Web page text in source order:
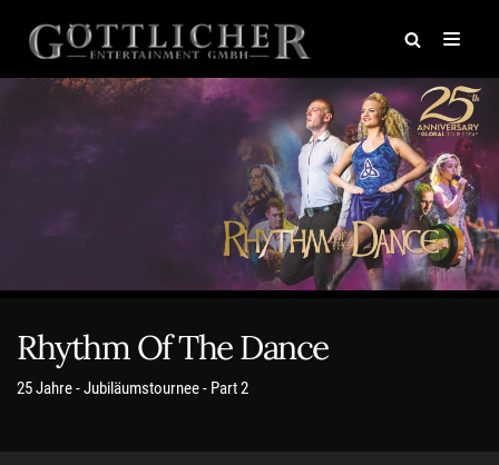
Zum
Inhalt
Rhythm Of The Dance
25 Jahre - Jubiläumstournee - Part 2